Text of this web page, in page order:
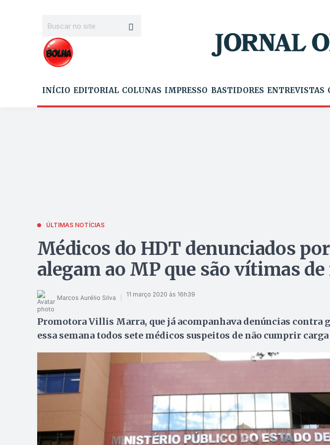
INÍCIO EDITORIAL COLUNAS IMPRESSO BASTIDORES ENTREVISTAS
ÚLTIMAS NOTÍCIAS
Médicos do HDT denunciados
alegam ao MP que são vítimas
Marcos Aurélio Silva 11 março 2020 às 16h39
Promotora Villis Marra, que já acompanhava denúncias contra
essa semana todos sete médicos suspeitos de não cumprir